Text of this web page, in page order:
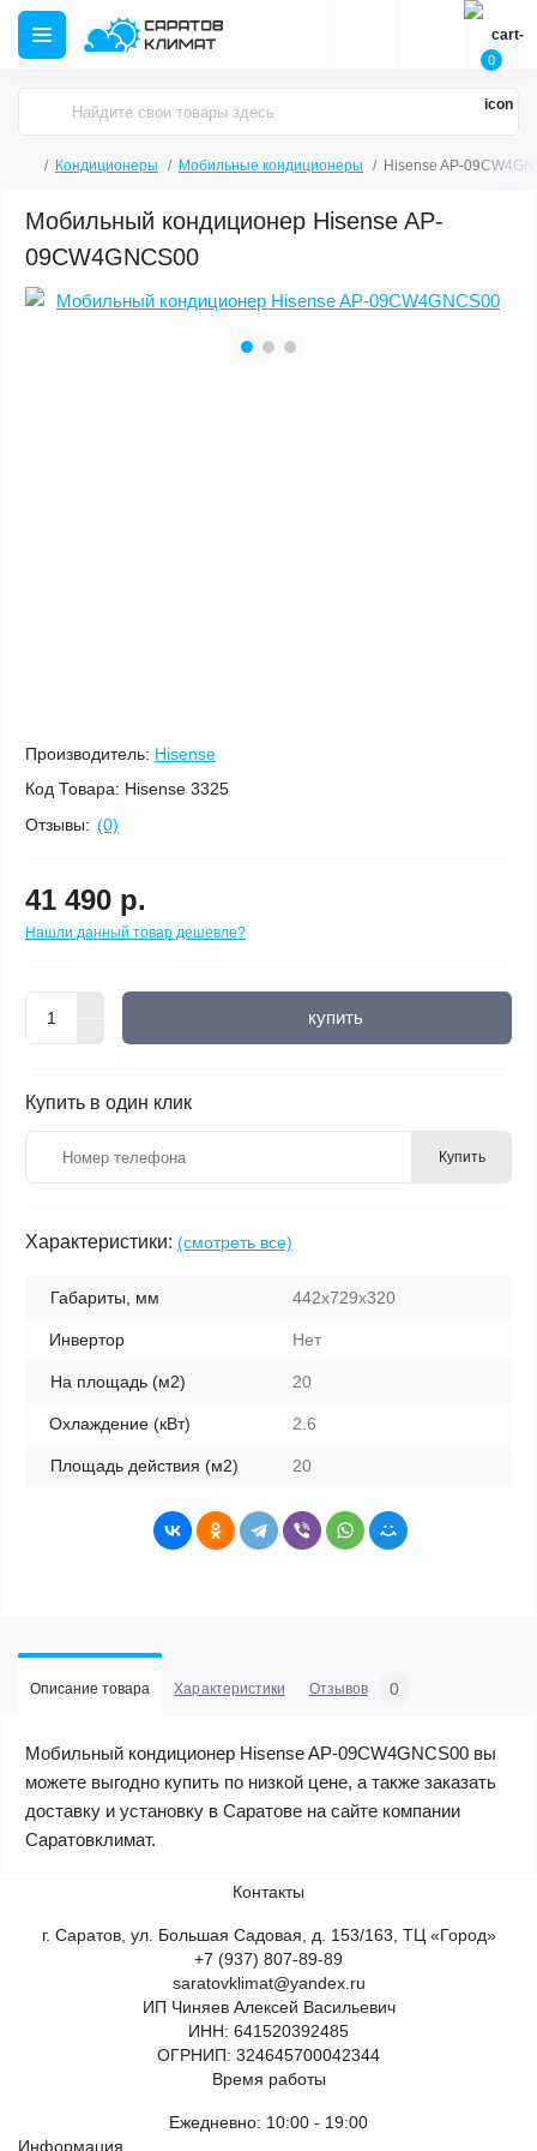
0
Кондиционеры Мобильные кондиционеры Hisense AP-
Мобильный кондиционер Hisense AP-
09CW4GNCS00
Производитель: Hisense
Код Товара: Hisense 3325
Отзывы: (0)
41 490 р.
Нашли данный товар дешевле?
купить
Купить в один клик
Купить
Характеристики: (смотреть все)
Габариты, мм 442x729x320
Инвертор Нет
На площадь (м2) 20
Охлаждение (кВт) 2.6
Площадь действия (м2) 20
Описание товара Характеристики Отзывов 0
Мобильный кондиционер Hisense AP-09CW4GNCS00 вы
можете выгодно купить по низкой цене, а также заказать
доставку и установку в Саратове на сайте компании
Саратовклимат.
Контакты
г. Саратов, ул. Большая Садовая, д. 153/163, ТЦ «Город»
+7 (937) 807-89-89
saratovklimat@yandex.ru
ИП Чиняев Алексей Васильевич
ИНН: 641520392485
ОГРНИП: 324645700042344
Время работы
Ежедневно: 10:00 - 19:00
Информация